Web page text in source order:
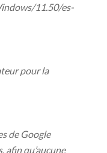
11.50/es-
pour la
de Google
afin qu’aucune